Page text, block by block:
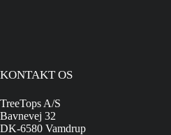
KONTAKT OS
TreeTops A/S
Bavnevej 32
DK-6580 Vamdrup